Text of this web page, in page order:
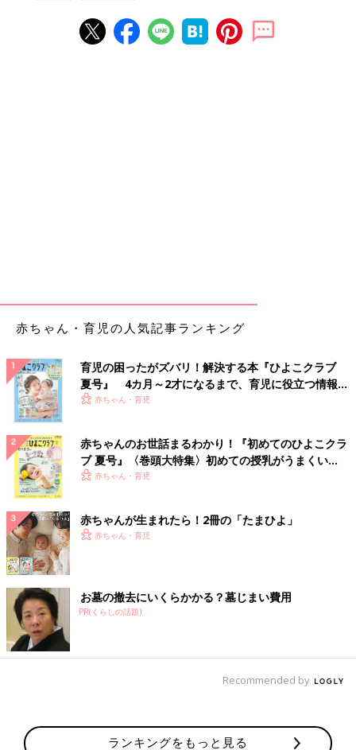
赤ちゃん・育児の人気記事ランキング
育児の困ったがズバリ！解決する本『ひよこクラブ
夏号』 4カ月～2才になるまで、育児に役立つ情報が
いっぱい！
赤ちゃん・育児
赤ちゃんのお世話まるわかり！『初めてのひよこクラ
ブ 夏号』〈巻頭大特集〉初めての授乳がうまくい
く！ おっぱい・ミルクの基本と夏のトラブル 解決テ
赤ちゃん・育児
赤ちゃんが生まれたら！2冊の「たまひよ」
赤ちゃん・育児
お墓の撤去にいくらかかる？墓じまい費用
PR(くらしの話題)
Recommended by
ランキングをもっと見る